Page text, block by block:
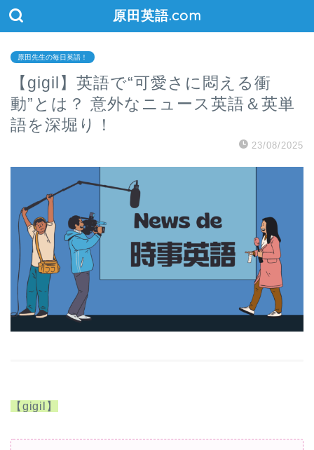
原田英語.com
原田先生の毎日英語！
【gigil】英語で“可愛さに悶える衝
動”とは？ 意外なニュース英語＆英単
語を深堀り！
23/08/2025
【gigil】